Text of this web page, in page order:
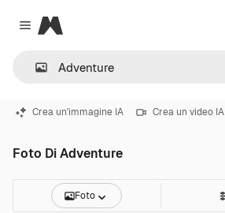
Close menu
Magnific
Crea un'immagine IA Crea un video IA
Foto Di Adventure
Foto